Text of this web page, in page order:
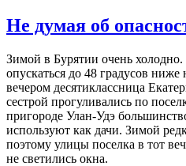
Не думая об
Зимой в Бурятии очень
опускаться до 48 градусов
вечером десятиклассница
сестрой прогуливались по
пригороде Улан-Удэ
используют как дачи. Зимой
поэтому улицы поселка в тот
не светились окна.